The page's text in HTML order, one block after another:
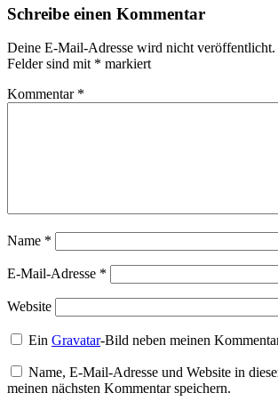
Schreibe einen Kommentar
Deine E-Mail-Adresse wird nicht veröffentlicht.
Felder sind mit * markiert
Kommentar *
Name *
E-Mail-Adresse *
Website
EinGravatar-Bild neben meinen
Name, E-Mail-Adresse und Website in
meinen nächsten Kommentar speichern.